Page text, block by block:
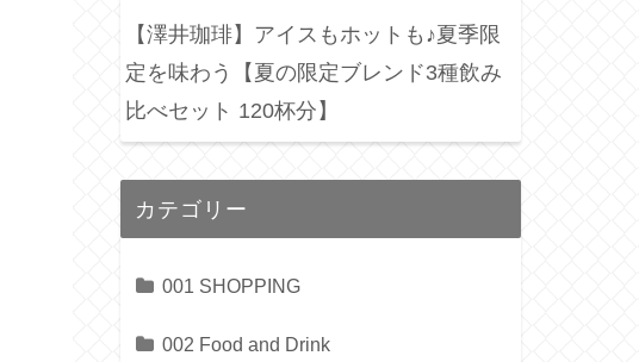
【澤井珈琲】アイスもホットも♪夏季限
定を味わう【夏の限定ブレンド3種飲み
比べセット 120杯分】
カテゴリー
001 SHOPPING
002 Food and Drink